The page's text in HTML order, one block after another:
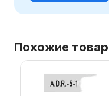
Похожие